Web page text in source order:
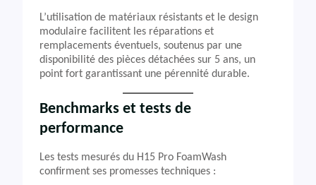
L’utilisation de matériaux résistants et le design
modulaire facilitent les réparations et
remplacements éventuels, soutenus par une
disponibilité des pièces détachées sur 5 ans, un
point fort garantissant une pérennité durable.
Benchmarks et tests de
performance
Les tests mesurés du H15 Pro FoamWash
confirment ses promesses techniques :